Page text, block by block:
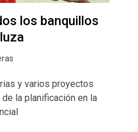
los banquillos
y varios proyectos
la planificación en la